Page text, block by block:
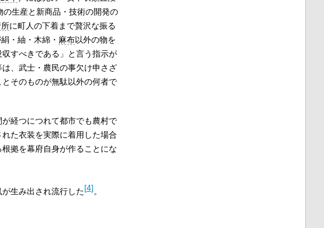
生産と新商品・技術の開発の
に町人の下着まで贅沢な振る
・紬・木綿・ 麻布以外の物を
すべきである」と言う指示が
、武士・農民の事欠け申さざ
そのものが無駄以外の何者で
経つにつれて都市でも農村で
た衣装を実際に着用した場合
拠を幕府自身が作ることにな
生み出され流行した[4]。